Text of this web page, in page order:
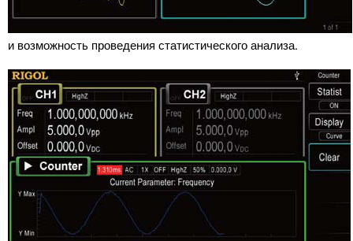
и возможность проведения статистического анализа.